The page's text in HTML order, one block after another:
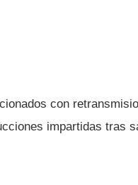
con
impartidas tras